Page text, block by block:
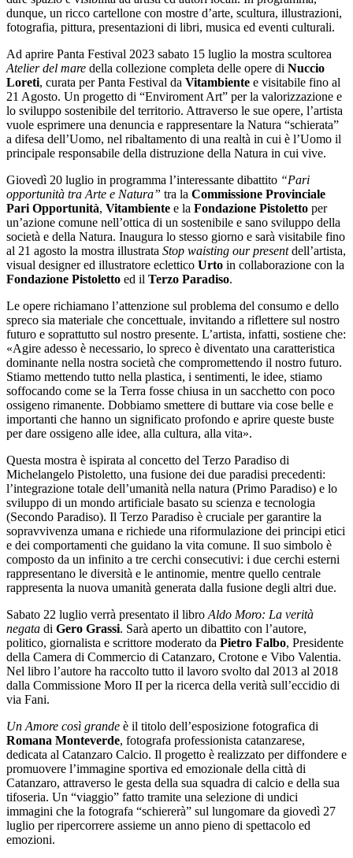
dunque, un ricco cartellone con mostre d’arte, scultura, illustrazioni,
fotografia, pittura, presentazioni di libri, musica ed eventi culturali.
Ad aprire Panta Festival 2023 sabato 15 luglio la mostra scultorea
Atelier del mare della collezione completa delle opere di Nuccio
Loreti, curata per Panta Festival da Vitambiente e visitabile fino al
21 Agosto. Un progetto di “Enviroment Art” per la valorizzazione e
lo sviluppo sostenibile del territorio. Attraverso le sue opere, l’artista
vuole esprimere una denuncia e rappresentare la Natura “schierata”
a difesa dell’Uomo, nel ribaltamento di una realtà in cui è l’Uomo il
principale responsabile della distruzione della Natura in cui vive.
Giovedì 20 luglio in programma l’interessante dibattito “Pari
opportunità tra Arte e Natura” tra la Commissione Provinciale
Pari Opportunità, Vitambiente e la Fondazione Pistoletto per
un’azione comune nell’ottica di un sostenibile e sano sviluppo della
società e della Natura. Inaugura lo stesso giorno e sarà visitabile fino
al 21 agosto la mostra illustrata Stop waisting our presentdell’artista,
visual designer ed illustratore eclettico Urto in collaborazione con la
Fondazione Pistoletto ed il Terzo Paradiso.
Le opere richiamano l’attenzione sul problema del consumo e dello
spreco sia materiale che concettuale, invitando a riflettere sul nostro
futuro e soprattutto sul nostro presente. L’artista, infatti, sostiene che:
«Agire adesso è necessario, lo spreco è diventato una caratteristica
dominante nella nostra società che compromettendo il nostro futuro.
Stiamo mettendo tutto nella plastica, i sentimenti, le idee, stiamo
soffocando come se la Terra fosse chiusa in un sacchetto con poco
ossigeno rimanente. Dobbiamo smettere di buttare via cose belle e
importanti che hanno un significato profondo e aprire queste buste
per dare ossigeno alle idee, alla cultura, alla vita».
Questa mostra è ispirata al concetto del Terzo Paradiso di
Michelangelo Pistoletto, una fusione dei due paradisi precedenti:
l’integrazione totale dell’umanità nella natura (Primo Paradiso) e lo
sviluppo di un mondo artificiale basato su scienza e tecnologia
(Secondo Paradiso). Il Terzo Paradiso è cruciale per garantire la
sopravvivenza umana e richiede una riformulazione dei principi etici
e dei comportamenti che guidano la vita comune. Il suo simbolo è
composto da un infinito a tre cerchi consecutivi: i due cerchi esterni
rappresentano le diversità e le antinomie, mentre quello centrale
rappresenta la nuova umanità generata dalla fusione degli altri due.
Sabato 22 luglio verrà presentato il libro Aldo Moro: La verità
negata di Gero Grassi. Sarà aperto un dibattito con l’autore,
politico, giornalista e scrittore moderato da Pietro Falbo, Presidente
della Camera di Commercio di Catanzaro, Crotone e Vibo Valentia.
Nel libro l’autore ha raccolto tutto il lavoro svolto dal 2013 al 2018
dalla Commissione Moro II per la ricerca della verità sull’eccidio di
via Fani.
Un Amore così grande è il titolo dell’esposizione fotografica di
Romana Monteverde, fotografa professionista catanzarese,
dedicata al Catanzaro Calcio. Il progetto è realizzato per diffondere e
promuovere l’immagine sportiva ed emozionale della città di
Catanzaro, attraverso le gesta della sua squadra di calcio e della sua
tifoseria. Un “viaggio” fatto tramite una selezione di undici
immagini che la fotografa “schiererà” sul lungomare da giovedì 27
luglio per ripercorrere assieme un anno pieno di spettacolo ed
emozioni.